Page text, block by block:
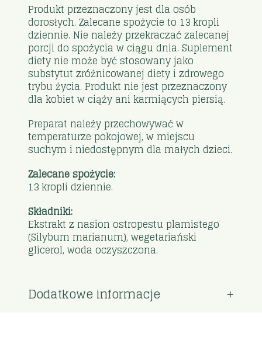
Produkt przeznaczony jest dla osób
dorosłych. Zalecane spożycie to 13 kropli
dziennie. Nie należy przekraczać zalecanej
porcji do spożycia w ciągu dnia. Suplement
diety nie może być stosowany jako
substytut zróżnicowanej diety i zdrowego
trybu życia. Produkt nie jest przeznaczony
dla kobiet w ciąży ani karmiących piersią.
Preparat należy przechowywać w
temperaturze pokojowej, w miejscu
suchym i niedostępnym dla małych dzieci.
Zalecane spożycie:
13 kropli dziennie.
Składniki:
Ekstrakt z nasion ostropestu plamistego
(Silybum marianum), wegetariański
glicerol, woda oczyszczona.
Dodatkowe informacje